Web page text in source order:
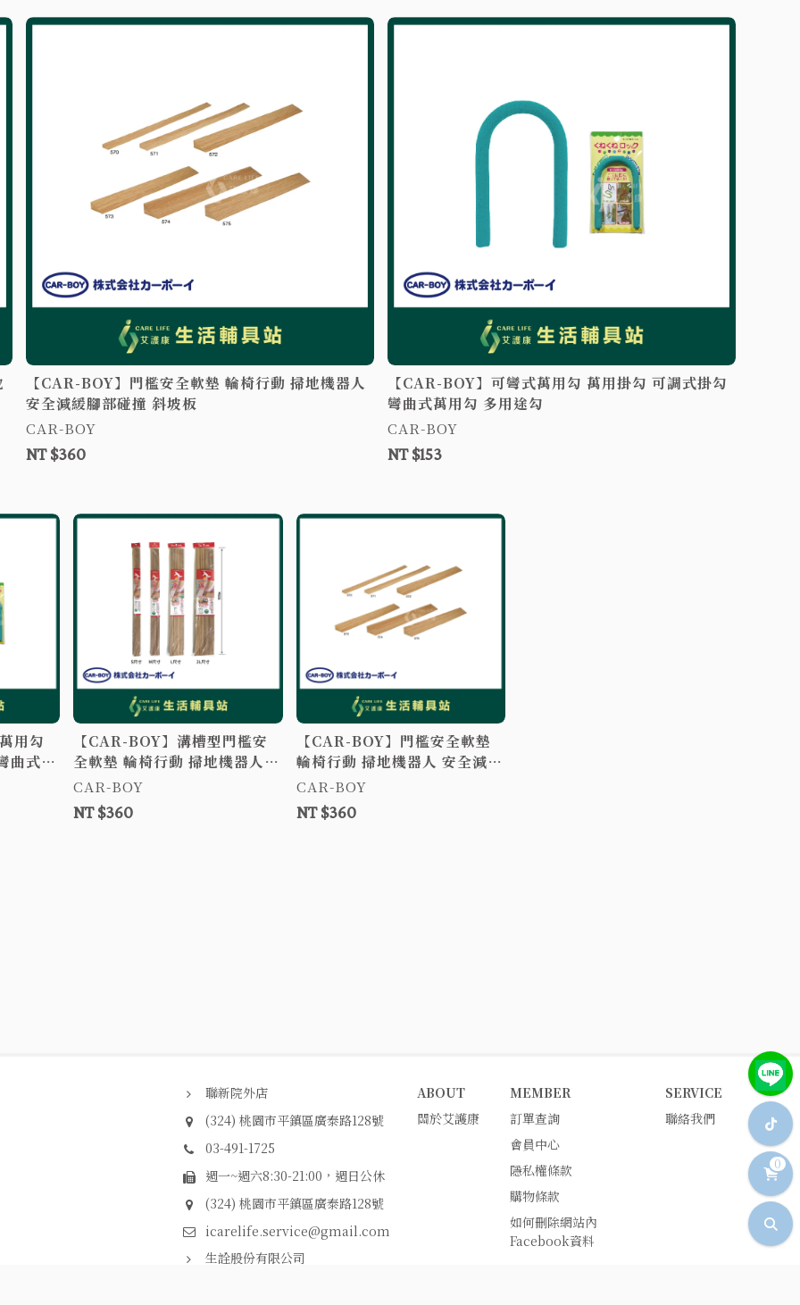
【CAR-BOY】門檻安全軟墊 輪椅行動 掃地機器人
安全減緩腳部碰撞 斜坡板
CAR-BOY
NT $360
【CAR-BOY】可彎式萬用勾 萬用掛勾 可調式掛勾
彎曲式萬用勾 多用途勾
CAR-BOY
NT $153
用勾
曲式萬
【CAR-BOY】溝槽型門檻安
全軟墊 輪椅行動 掃地機器人
安全減緩腳部碰撞 斜坡板
CAR-BOY
NT $360
【CAR-BOY】門檻安全軟墊
輪椅行動 掃地機器人 安全減緩
腳部碰撞 斜坡板
CAR-BOY
NT $360
0
ABOUT
關於艾護康
MEMBER
訂單查詢
會員中心
隱私權條款
購物條款
如何刪除網站內
Facebook資料
SERVICE
聯絡我們
聯新院外店
(324) 桃園市平鎮區廣泰路128號
03-491-1725
週一~週六8:30-21:00，週日公休
(324) 桃園市平鎮區廣泰路128號
icarelife.service@gmail.com
生詮股份有限公司